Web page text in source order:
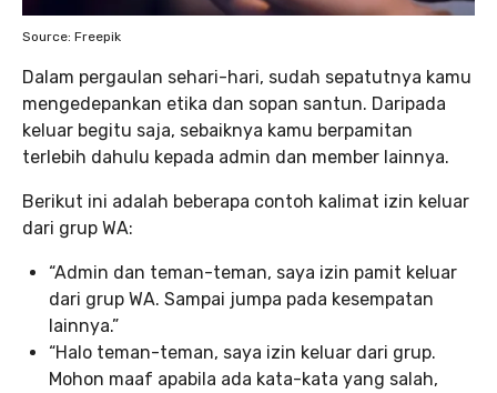
Source: Freepik
Dalam pergaulan sehari-hari, sudah sepatutnya kamu
mengedepankan etika dan sopan santun. Daripada
keluar begitu saja, sebaiknya kamu berpamitan
terlebih dahulu kepada admin dan member lainnya.
Berikut ini adalah beberapa contoh kalimat izin keluar
dari grup WA:
“Admin dan teman-teman, saya izin pamit keluar
dari grup WA. Sampai jumpa pada kesempatan
lainnya.”
“Halo teman-teman, saya izin keluar dari grup.
Mohon maaf apabila ada kata-kata yang salah,